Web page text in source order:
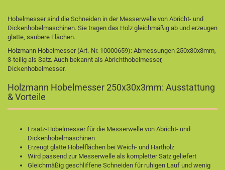
Hobelmesser sind die Schneiden in der Messerwelle von Abricht- und
Dickenhobelmaschinen. Sie tragen das Holz gleichmäßig ab und erzeugen
glatte, saubere Flächen.
Holzmann Hobelmesser (Art.-Nr. 10000659): Abmessungen 250x30x3mm,
3-teilig als Satz. Auch bekannt als Abrichthobelmesser,
Dickenhobelmesser.
Holzmann Hobelmesser 250x30x3mm: Ausstattung
& Vorteile
Ersatz-Hobelmesser für die Messerwelle von Abricht- und
Dickenhobelmaschinen
Erzeugt glatte Hobelflächen bei Weich- und Hartholz
Wird passend zur Messerwelle als kompletter Satz geliefert
Gleichmäßig geschliffene Schneiden für ruhigen Lauf und wenig